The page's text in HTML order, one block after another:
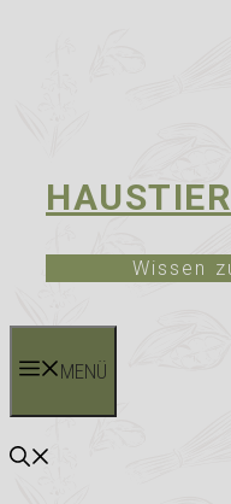
Wissen
MENÜ